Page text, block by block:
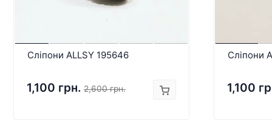
Сліпони ALLSY 195646
1,100 грн. 2,600 грн.
Сліпони
1,100